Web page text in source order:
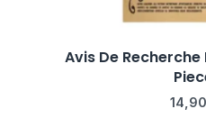
Avis De Recherche
14,90